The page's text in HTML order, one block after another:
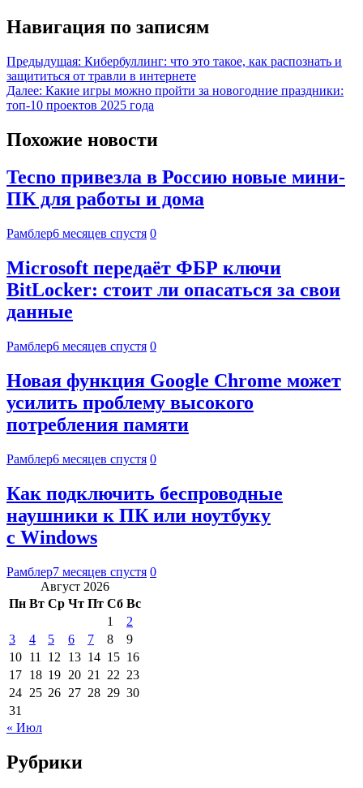
Навигация по записям
Предыдущая: Кибербуллинг: что это такое, как распознать и
защититься от травли в интернете
Далее: Какие игры можно пройти за новогодние праздники:
топ-10 проектов 2025 года
Похожие новости
Tecno привезла в Россию новые мини-
ПК для работы и дома
Рамблер6 месяцев спустя 0
Microsoft передаёт ФБР ключи
BitLocker: стоит ли опасаться за свои
данные
Рамблер6 месяцев спустя 0
Новая функция Google Chrome может
усилить проблему высокого
потребления памяти
Рамблер6 месяцев спустя 0
Как подключить беспроводные
наушники к ПК или ноутбуку
с Windows
Рамблер7 месяцев спустя 0
Август 2026
Пн Вт Ср Чт Пт Сб Вс
1
2
3
4 5 6 7 8
9
10 11 12 13 14 15 16
17 18 19 20 21 22 23
24 25 26 27 28 29 30
31
« Июл
Рубрики